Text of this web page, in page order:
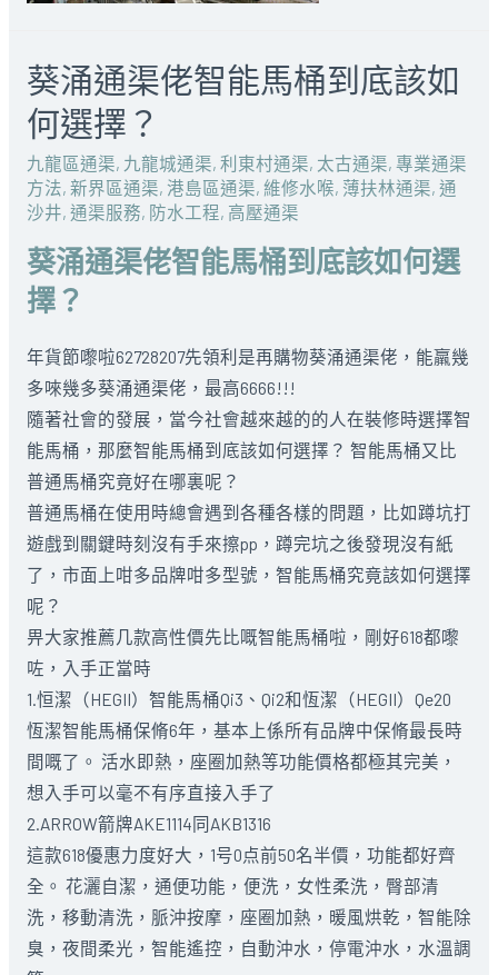
葵涌通渠佬智能馬桶到底該如
何選擇？
九龍區通渠, 九龍城通渠, 利東村通渠, 太古通渠, 專業通渠
方法, 新界區通渠, 港島區通渠, 維修水喉, 薄扶林通渠, 通
沙井, 通渠服務, 防水工程, 高壓通渠
葵涌通渠佬智能馬桶到底該如何選
擇？
年貨節嚟啦62728207先領利是再購物葵涌通渠佬， 能羸幾
多唻幾多葵涌通渠佬， 最高6666!!!
隨著社會的發展，當今社會越來越的的人在裝修時選擇智
能馬桶 ，那麼智能馬桶到底該如何選擇？ 智能馬桶又比
普通馬桶究竟好在哪裏呢？
普通馬桶在使用時總會遇到各種各樣的問題，比如蹲坑打
遊戲到關鍵時刻沒有手來擦pp，蹲完坑之後發現沒有紙
了，市面上咁多品牌咁多型號，智能馬桶究竟該如何選擇
呢？
畀大家推薦几款高性價先比嘅智能馬桶啦，剛好618都嚟
咗，入手正當時
1.恒潔（HEGII）智能馬桶Qi3、Qi2和恆潔（HEGII）Qe20
恆潔智能馬桶保脩6年，基本上係所有品牌中保脩最長時
間嘅了。 活水即熱，座圈加熱等功能價格都極其完美，
想入手可以毫不有序直接入手了
2.ARROW箭牌AKE1114同AKB1316
這款618優惠力度好大，1号0点前50名半價，功能都好齊
全。 花灑自潔，通便功能，便洗，女性柔洗，臀部清
洗，移動清洗，脈沖按摩，座圈加熱，暖風烘乾，智能除
臭，夜間柔光，智能遙控，自動沖水，停電沖水，水溫調